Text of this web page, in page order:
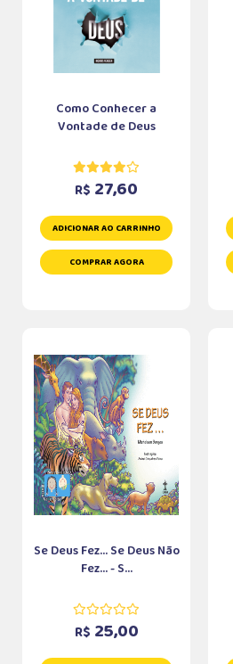
Como Conhecer a
Vontade de Deus
R$ 27,60
ADICIONAR AO CARRINHO
COMPRAR AGORA
Se Deus Fez... Se Deus Não
Fez... - S...
R$ 25,00